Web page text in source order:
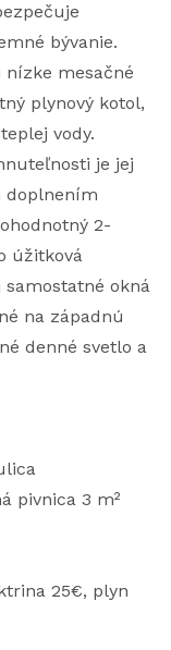
bývanie.
mesačné
plynový kotol,
vody.
je jej
doplnením
2-
úžitková
okná
na západnú
denné svetlo a
pivnica 3 m²
25€, plyn